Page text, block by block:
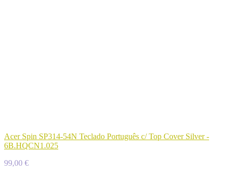
Acer Spin SP314-54N Teclado Português c/ Top Cover Silver -
6B.HQCN1.025
99,00 €